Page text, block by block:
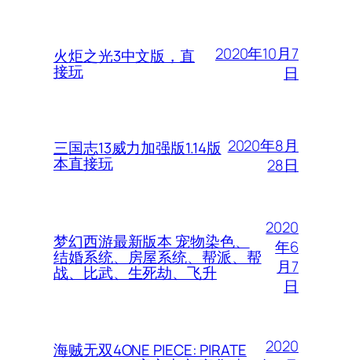
火炬之光3中文版，直
接玩
2020年10月7
日
三国志13威力加强版1.14版
本直接玩
2020年8月
28日
梦幻西游最新版本 宠物染色、
结婚系统、房屋系统、帮派、帮
战、比武、生死劫、飞升
2020
年6
月7
日
海贼无双4ONE PIECE: PIRATE
2020